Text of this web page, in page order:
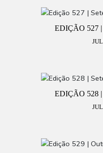
EDIÇÃO 527
EDIÇÃO 528